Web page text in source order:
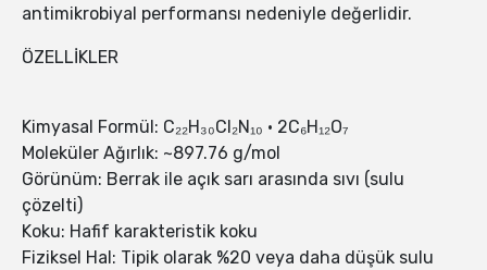
antimikrobiyal performansı nedeniyle değerlidir.
ÖZELLİKLER
Kimyasal Formül: C₂₂H₃₀Cl₂N₁₀ · 2C₆H₁₂O₇
Moleküler Ağırlık: ~897.76 g/mol
Görünüm: Berrak ile açık sarı arasında sıvı (sulu
çözelti)
Koku: Hafif karakteristik koku
Fiziksel Hal: Tipik olarak %20 veya daha düşük sulu